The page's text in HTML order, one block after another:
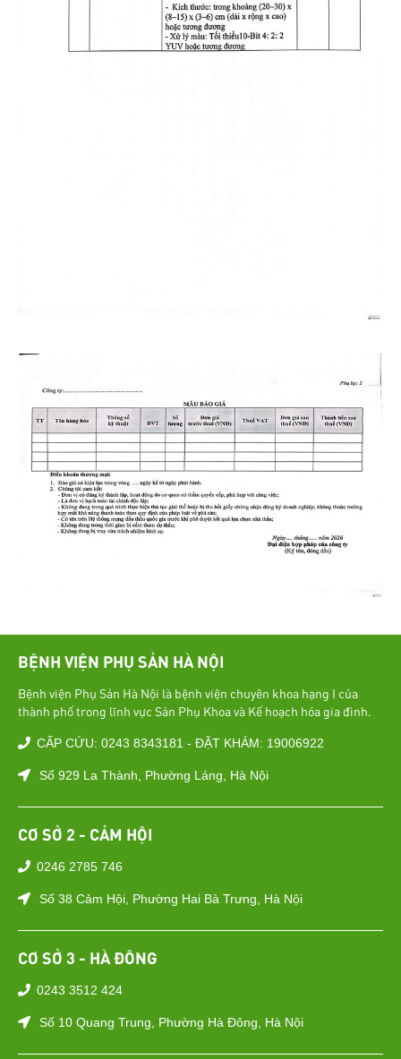
BỆNH VIỆN PHỤ SẢN HÀ NỘI
Bệnh viện Phụ Sản Hà Nội là bệnh viện chuyên khoa hạng I của
thành phố trong lĩnh vực Sản Phụ Khoa và Kế hoạch hóa gia đình.
CẤP CỨU: 0243 8343181 - ĐẶT KHÁM: 19006922
Số 929 La Thành, Phường Láng, Hà Nội
CƠ SỞ 2 - CẢM HỘI
0246 2785 746
Số 38 Cảm Hội, Phường Hai Bà Trưng, Hà Nội
CƠ SỞ 3 - HÀ ĐÔNG
0243 3512 424
Số 10 Quang Trung, Phường Hà Đông, Hà Nội